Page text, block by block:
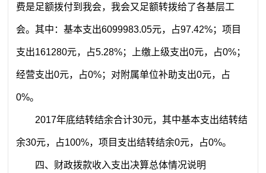
费是足额拨付到我会，我会又足额转拨给了各基层工
会。其中：基本支出6099983.05元，占97.42%；项目
支出161280元，占5.28%；上缴上级支出0元，占0%；
经营支出0元，占0%；对附属单位补助支出0元，占
0%。
2017年底结转结余合计30元，其中基本支出结转结
余30元，占100%，项目支出结转结余0元，占0%。
四、财政拨款收入支出决算总体情况说明